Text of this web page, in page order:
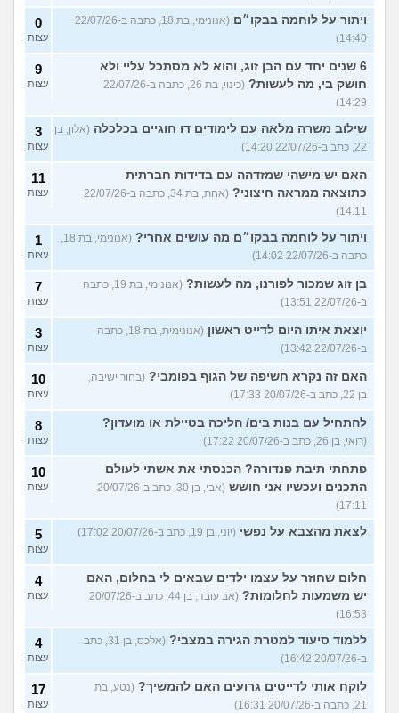
ויתור על לוחמה בבקו״ם
(אנונימי, בת 18, כתבה ב-22/07/26
14:40)
0
עצות
6 שנים יחד עם הבן זוג, והוא לא מסתכל עליי ולא
חושק בי, מה לעשות?
(כינוי, בת 26, כתבה ב-22/07/26
14:29)
9
עצות
שילוב משרה מלאה עם לימודים דו חוגיים בכלכלה (אלון, בן
22, כתב ב-22/07/26 14:20)
3
עצות
האם יש מישהי שמזדהה עם בדידות חברתית
כתוצאה ממראה חיצוני?
(אחת, בת 34, כתבה ב-22/07/26
14:11)
11
עצות
ויתור על לוחמה בבקו״ם מה עושים אחרי?
(אנונימי, בת 18,
כתבה ב-22/07/26 14:02)
1
עצות
בן זוג שמכור לפורנו, מה לעשות?
(אנונימי, בת 19, כתבה
ב-22/07/26 13:51)
7
עצות
יוצאת איתו היום לדייט ראשון
(אנונימית, בת 18, כתבה
ב-22/07/26 13:42)
3
עצות
האם זה נקרא חשיפה של הגוף בפומבי? (בחור ישיבה,
בן 22, כתב ב-20/07/26 17:33)
10
עצות
להתחיל עם בנות בים/ הליכה בטיילת או מועדון?
(רואי, בן 26, כתב ב-20/07/26 17:22)
8
עצות
פתחתי תיבת פנדורה? הכנסתי את אשתי לעולם
התכנים ועכשיו אני חושש
(אבי, בן 30, כתב ב-20/07/26
17:11)
10
עצות
לצאת מהצבא על נפשי (יוני, בן 19, כתב ב-20/07/26 17:02) 5
עצות
חלום שחוזר על עצמו ילדים שבאים לי בחלום, האם
יש משמעות לחלומות?
(אב עובד, בן 44, כתב ב-20/07/26
16:53)
4
עצות
ללמוד סיעוד למטרת הגירה במצבי?
(אלכס, בן 31, כתב
ב-20/07/26 16:42)
4
עצות
לוקח אותי לדייטים גרועים האם להמשיך? (נטע, בת
21, כתבה ב-20/07/26 16:31)
17
עצות